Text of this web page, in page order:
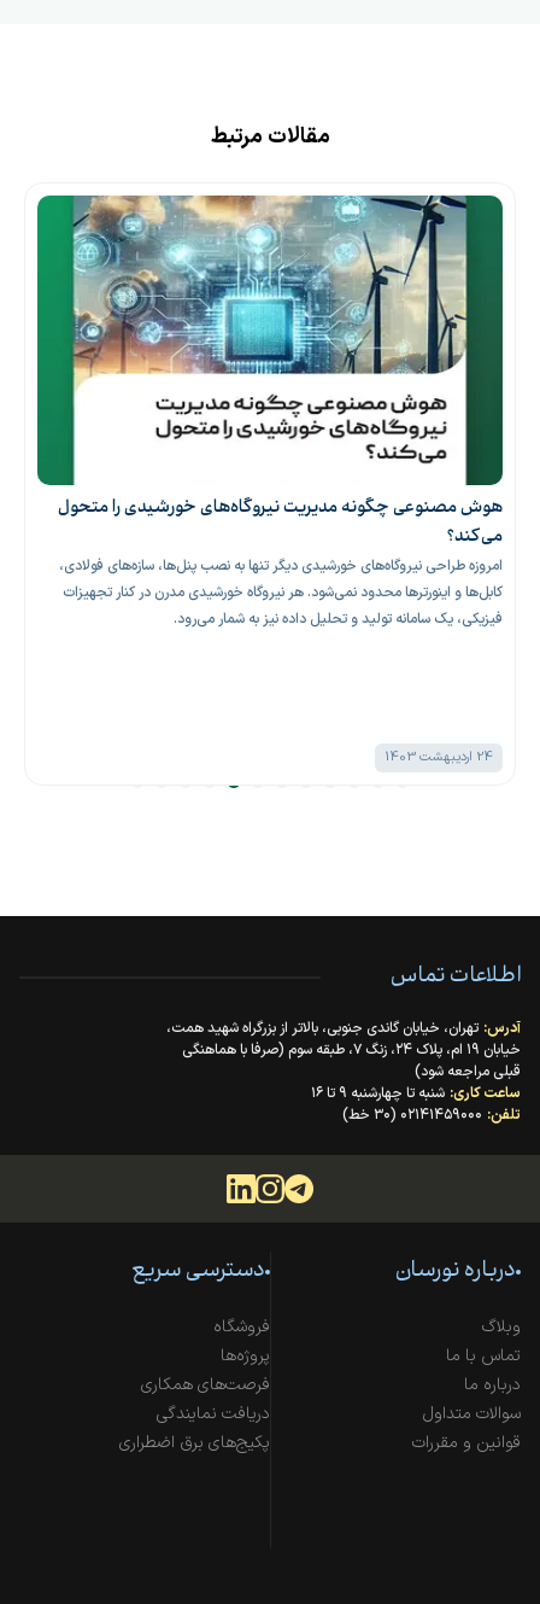
مقالات مرتبط
هوش مصنوعی چگونه مدیریت نیروگاه‌های خورشیدی را متحول
می‌کند؟
امروزه طراحی نیروگاه‌های خورشیدی دیگر تنها به نصب پنل‌ها، سازه‌های فولادی،
کابل‌ها و اینورترها محدود نمی‌شود. هر نیروگاه خورشیدی مدرن در کنار تجهیزات
فیزیکی، یک سامانه تولید و تحلیل داده نیز به شمار می‌رود.
24 اردیبهشت 1403
اطلاعات تماس
آدرس: تهران، خیابان گاندی جنوبی، بالاتر از بزرگراه شهید همت،
خیابان ۱۹ ام، پلاک ۲۴، زنگ ۷، طبقه سوم (صرفا با هماهنگی
قبلی مراجعه شود)
ساعت کاری: شنبه تا چهارشنبه ۹ تا ۱۶
تلفن: ۰۲۱۴۱۴۵۹۰۰۰ (۳۰ خط)
درباره نورسان
وبلاگ
تماس با ما
درباره ما
سوالات متداول
قوانین و مقررات
دسترسی سریع
فروشگاه
پروژه‌ها
فرصت‌های همکاری
دریافت نمایندگی
پکیج‌های برق اضطراری